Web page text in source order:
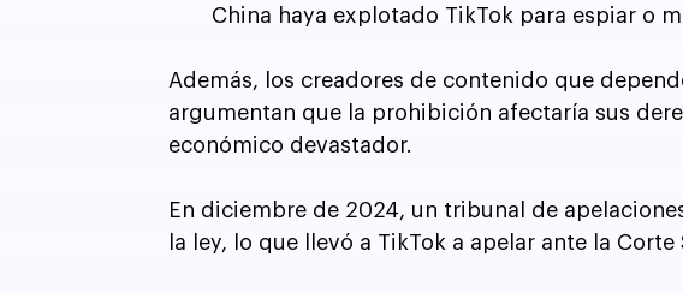
China haya explotado TikTok para espiar o
Además, los creadores de contenido que
argumentan que la prohibición afectaría sus
económico devastador.
En diciembre de 2024, un tribunal de
la ley, lo que llevó a TikTok a apelar ante la Corte